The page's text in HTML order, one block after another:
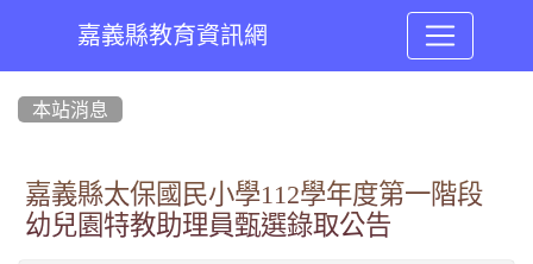
嘉義縣教育資訊網
本站消息
嘉義縣太保國民小學112學年度第一階段
幼兒園特教助理員甄選錄取公告